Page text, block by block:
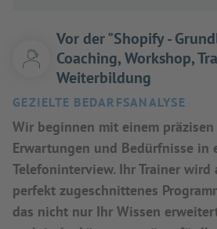
Vor der "Shopify -
Coaching, Workshop,
Weiterbildung
GEZIELTE BEDARFSANALYSE
Wir beginnen mit einem
Erwartungen und Bedürfnisse in
Telefoninterview. Ihr Trainer wird
perfekt zugeschnittenes
das nicht nur Ihr Wissen